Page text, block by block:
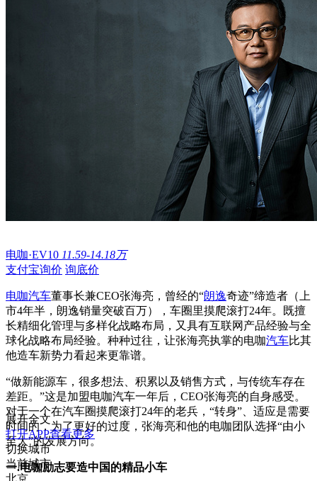
电咖·EV10 11.59-14.18万
支付宝询价 询底价
电咖汽车董事长兼CEO张海亮，曾经的“朗逸奇迹”缔造者（上
市4年半，朗逸销量突破百万），车圈里摸爬滚打24年。既擅
长精细化管理与多样化战略布局，又具有互联网产品经验与全
球化战略布局经验。种种过往，让张海亮执掌的电咖汽车比其
他造车新势力看起来更靠谱。
“做新能源车，很多想法、积累以及销售方式，与传统车存在
差距。”这是加盟电咖汽车一年后，CEO张海亮的自身感受。
对于一个在汽车圈摸爬滚打24年的老兵，“转身”、适应是需要
时间的，为了更好的过度，张海亮和他的电咖团队选择“由小
至大”的发展方向。
一.电咖励志要造中国的精品小车
展开全文
打开APP查看更多
切换城市
当前城市
北京